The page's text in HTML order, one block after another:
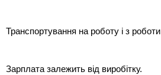
Транспортування на роботу і з
Зарплата залежить від виробітку.